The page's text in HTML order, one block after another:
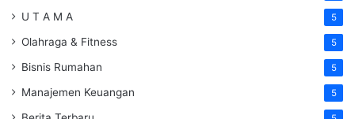
U T A M A 5
Olahraga & Fitness 5
Bisnis Rumahan 5
Manajemen Keuangan 5